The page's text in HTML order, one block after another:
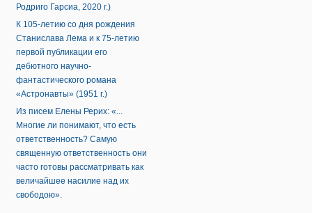
Родриго Гарсиа, 2020 г.)
К 105-летию со дня рождения
Станислава Лема и к 75-летию
первой публикации его
дебютного научно-
фантастического романа
«Астронавты» (1951 г.)
Из писем Елены Рерих: «...
Многие ли понимают, что есть
ответственность? Самую
священную ответственность они
часто готовы рассматривать как
величайшее насилие над их
свободою».